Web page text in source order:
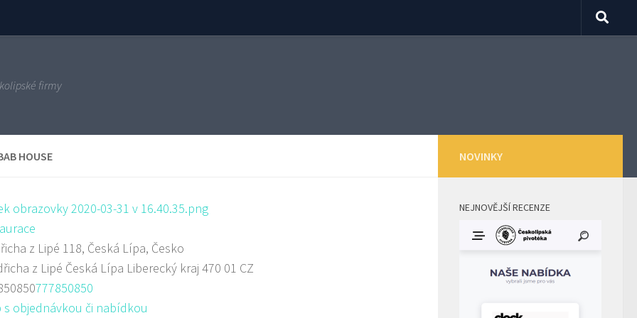
firmy
HOUSE
z Lipé 118, Česká Lípa, Česko
z Lipé Česká Lípa Liberecký kraj 470 01 CZ
777850850
s objednávkou či nabídkou
NOVINKY
NEJNOVĚJŠÍ RECENZE